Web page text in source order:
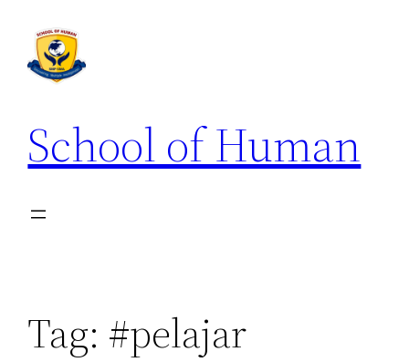
School of Human
Tag: #pelajar